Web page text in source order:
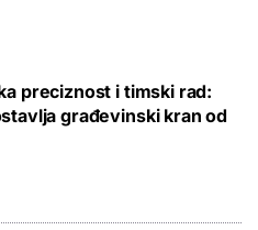
preciznost i timski rad:
građevinski kran od